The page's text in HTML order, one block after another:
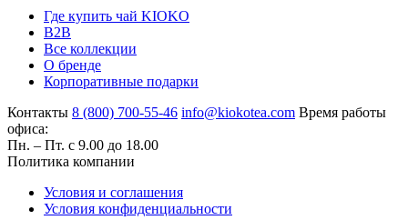
Где купить чай KIOKO
B2B
Все коллекции
О бренде
Корпоративные подарки
Контакты 8 (800) 700-55-46 info@kiokotea.com Время работы
офиса:
Пн. – Пт. с 9.00 до 18.00
Политика компании
Условия и соглашения
Условия конфиденциальности